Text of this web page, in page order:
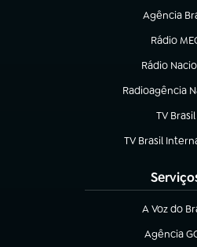
Agência
(abre em
Rádio
(abre em
Rádio
Radioagência
(abre em nova
TV Brasil
(abre
TV Brasil
(abre em nova
A Voz do
(abre em
Agência
(abre em